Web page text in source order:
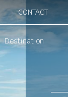
Destination
CONTACT